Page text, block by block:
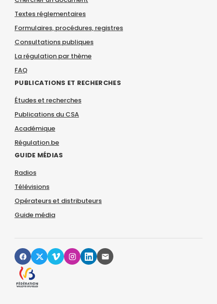
Textes réglementaires
Formulaires, procédures, registres
Consultations publiques
La régulation par thème
FAQ
PUBLICATIONS ET RECHERCHES
Études et recherches
Publications du CSA
Académique
Régulation.be
GUIDE MÉDIAS
Radios
Télévisions
Opérateurs et distributeurs
Guide média